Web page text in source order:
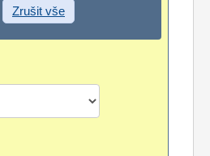
Zrušit vše